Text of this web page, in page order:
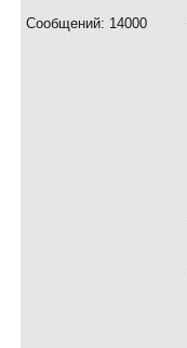
Сообщений: 14000